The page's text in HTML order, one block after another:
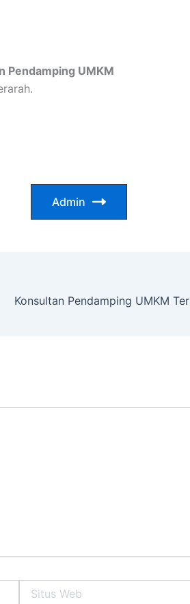
Pendamping UMKM
Admin
Konsultan Pendamping UMKM
Web